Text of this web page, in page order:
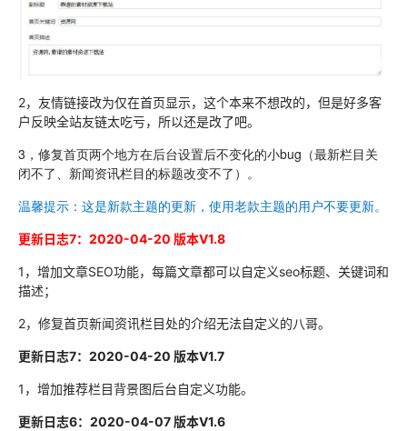
2，友情链接改为仅在首页显示，这个本来不想改的，但是好多客
户反映全站友链太吃亏，所以还是改了吧。
3，修复首页两个地方在后台设置后不变化的小bug（最新栏目关
闭不了、新闻资讯栏目的标题改变不了）。
温馨提示：这是新款主题的更新，使用老款主题的用户不要更新。
更新日志7：2020-04-20 版本V1.8
1，增加文章SEO功能，每篇文章都可以自定义seo标题、关键词和
描述；
2，修复首页新闻资讯栏目处的介绍无法自定义的八哥。
更新日志7：2020-04-20 版本V1.7
1，增加推荐栏目背景图后台自定义功能。
更新日志6：2020-04-07 版本V1.6